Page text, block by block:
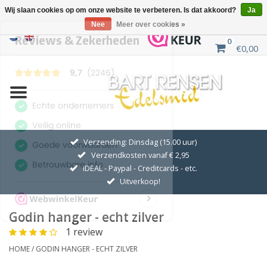
0
€0,00
Uitverkoop
ZILVEREN SYMBOLEN
GOUDEN SYMBOLEN
Hanger Kettingen
Oorhangers
Verzending: Dinsdag (15.00 uur)
Verzendkosten vanaf € 2,95
iDEAL - Paypal - Creditcards - etc.
Uitverkoop!
Godin hanger - echt zilver
1 review
HOME/ GODIN HANGER - ECHT ZILVER
Wij slaan cookies op om onze website te verbeteren. Is dat akkoord?
Ja
Nee
Meer over cookies »